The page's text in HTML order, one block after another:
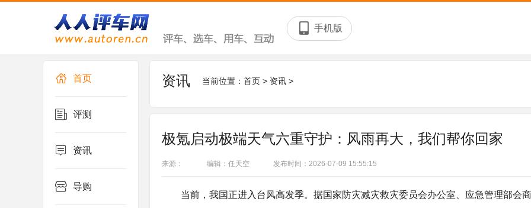
手机版
首页
评测
资讯
导购
资讯 当前位置： 首页 > 资讯 >
极氪启动极端天气六重守护：风雨再大，我们帮你回家
来源： 编辑：任天空 发布时间：2026-07-09 15:55:15
当前，我国正进入台风高发季。据国家防灾减灾救灾委员会办公室、应急管理部会